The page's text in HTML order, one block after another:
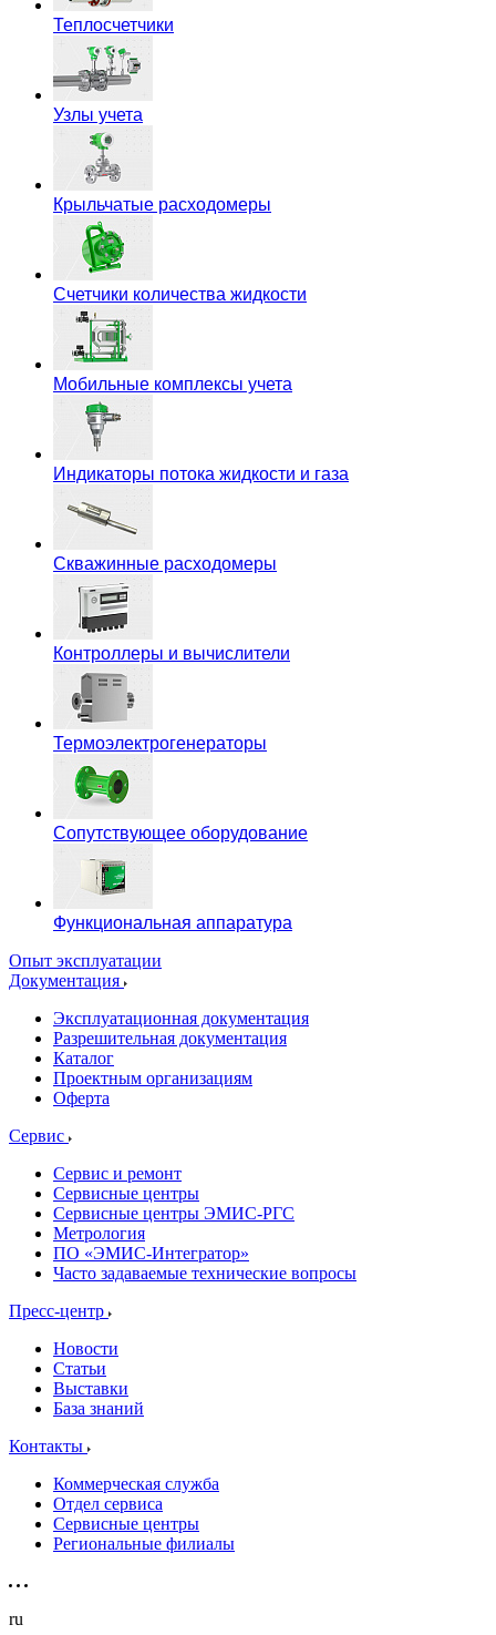
Теплосчетчики
Узлы учета
Крыльчатые расходомеры
Счетчики количества жидкости
Мобильные комплексы учета
Индикаторы потока жидкости и газа
Скважинные расходомеры
Контроллеры и вычислители
Термоэлектрогенераторы
Сопутствующее оборудование
Функциональная аппаратура
Опыт эксплуатации
Документация
Эксплуатационная документация
Разрешительная документация
Каталог
Проектным организациям
Оферта
Сервис
Сервис и ремонт
Сервисные центры
Сервисные центры ЭМИС-РГС
Метрология
ПО «ЭМИС-Интегратор»
Часто задаваемые технические вопросы
Пресс-центр
Новости
Статьи
Выставки
База знаний
Контакты
Коммерческая служба
Отдел сервиса
Сервисные центры
Региональные филиалы
ru